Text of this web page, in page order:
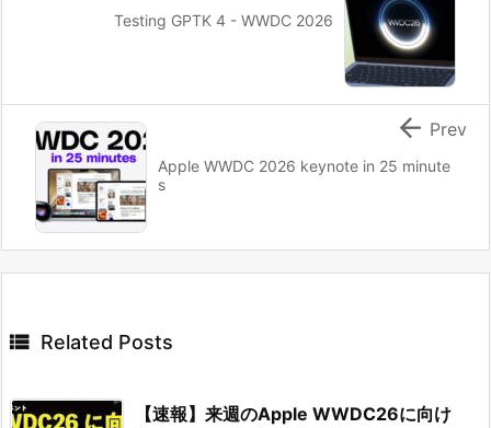
Testing GPTK 4 - WWDC 2026
Apple WWDC 2026 keynote in 25 minute
s
 Prev
 Related Posts
【速報】来週のApple WWDC26に向け